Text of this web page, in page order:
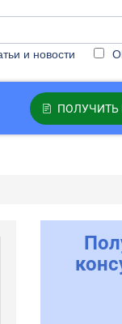
и новости
ПОЛУЧИТЬ